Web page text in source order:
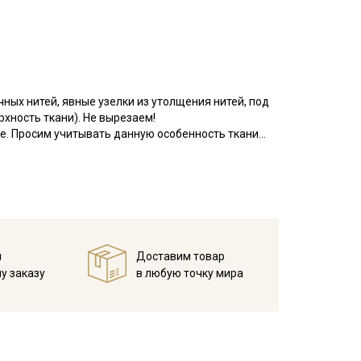
нитей, явные узелки из утолщения нитей, под
ткани). Не вырезаем!
Просим учитывать данную особенность ткани
на 10-15 мин; без отжима повесить
высокой температуры.
(При температуре воды свыше 60С ткань
заказу
Доставим товар
в любую точку мира